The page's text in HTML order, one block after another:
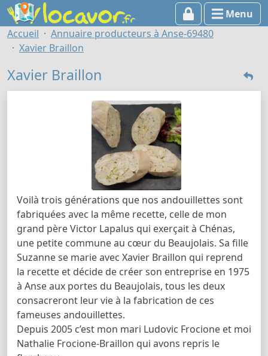
Menu
Accueil
Annuaire producteurs à Anse-69480
Xavier Braillon
Xavier Braillon
Voilà trois générations que nos andouillettes sont
fabriquées avec la même recette, celle de mon
grand père Victor Lapalus qui exerçait à Chénas,
une petite commune au cœur du Beaujolais. Sa fille
Suzanne se marie avec Xavier Braillon qui reprend
la recette et décide de créer son entreprise en 1975
à Anse aux portes du Beaujolais, tous les deux
consacreront leur vie à la fabrication de ces
fameuses andouillettes.
Depuis 2005 c’est mon mari Ludovic Frocione et moi
Nathalie Frocione-Braillon qui avons repris le